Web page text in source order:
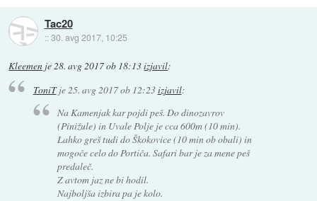
Tac20
::30. avg 2017, 10:25
Kleemen je28. avg 2017 ob 18:13izjavil:
ToniTje 25. avg 2017 ob 12:23izjavil:
Na Kamenjak kar pojdi peš. Do dinozavrov
(Pinižule) in Uvale Polje je cca 600m (10 min).
Lahko greš tudi do Škokovice (10 min ob obali) in
mogoče celo do Portiča. Safari bar je za mene peš
predaleč.
Z avtom jaz ne bi hodil.
Najboljša izbira pa je kolo.